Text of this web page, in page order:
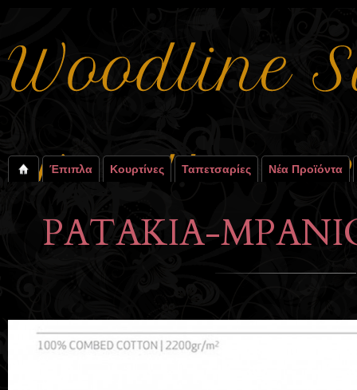
Έπιπλα Κουρτίνες Ταπετσαρίες Νέα Προϊόντα
PATAKIA-